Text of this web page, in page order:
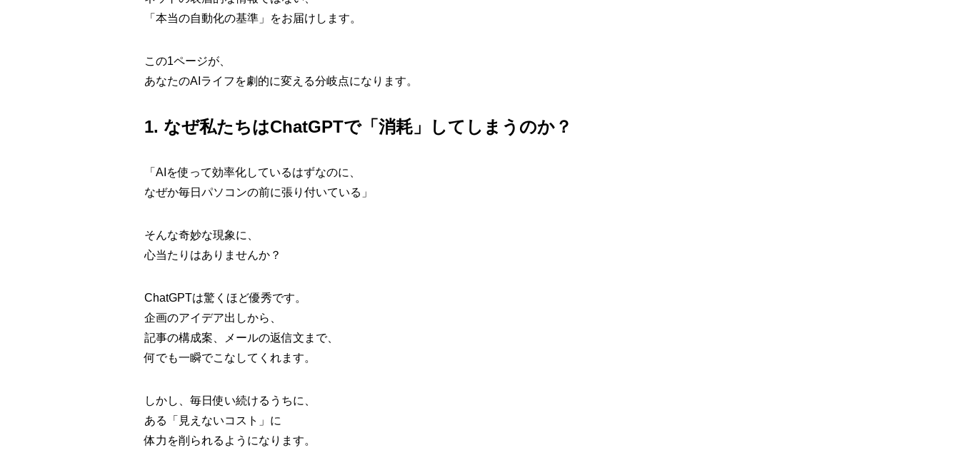
「本当の自動化の基準」
をお届けします。
この1ページが、
あなたのAIライフを劇的に変える分岐点になります。
1. なぜ私たちはChatGPTで「消耗」してしまうのか？
「AIを使って効率化しているはずなのに、
なぜか毎日パソコンの前に張り付いている」
そんな奇妙な現象に、
心当たりはありませんか？
ChatGPTは驚くほど優秀です。
企画のアイデア出しから、
記事の構成案、メールの返信文まで、
何でも一瞬でこなしてくれます。
しかし、毎日使い続けるうちに、
ある
「見えないコスト」 に
体力を削られるようになります。